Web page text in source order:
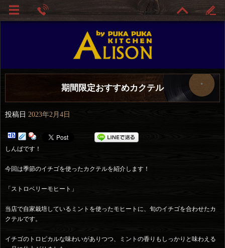
期間限定おすすめカクテル
投稿日 2023年2月4日
しんばです！
今回は季節のイチゴを使ったカクテルを紹介します！
「ストロベリーモヒート」
当店で自家栽培しているミントを使ったモヒートに、旬のイチゴを合わせたカ
クテルです。
イチゴのトロピカルな味わいがありつつ、ミントの香りもしっかりと味わえる